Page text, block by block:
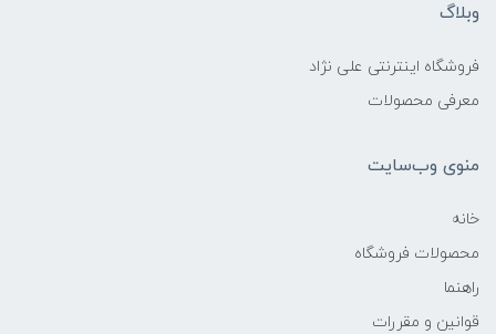
وبلاگ
فروشگاه اینترنتی علی نژاد
معرفی محصولات
منوی وب‌سایت
خانه
محصولات فروشگاه
راهنما
قوانین و مقررات